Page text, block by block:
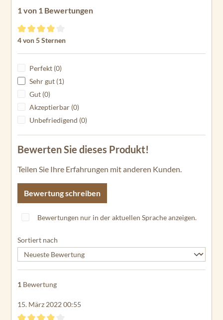
1 von 1 Bewertungen
Durchschnittliche Bewertung von 4 von 5 Sternen
4 von 5 Sternen
Perfekt (0)
Sehr gut (1)
Gut (0)
Akzeptierbar (0)
Unbefriedigend (0)
Bewerten Sie dieses Produkt!
Teilen Sie Ihre Erfahrungen mit anderen Kunden.
Bewertung schreiben
Bewertungen nur in der aktuellen Sprache anzeigen.
Sortiert nach
1 Bewertung
15. März 2022 00:55